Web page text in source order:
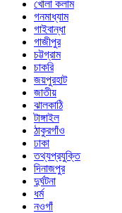
খোলা কলাম
গনমাধ্যাম
গাইবান্ধা
গাজীপুর
চট্টগ্রাম
চাকরি
জয়পুরহাট
জাতীয়
ঝালকাঠি
টাঙ্গাইল
ঠাকুরগাঁও
ঢাকা
তথ্যপ্রযুক্তি
দিনাজপুর
দুর্ঘটনা
ধর্ম
নওগাঁ